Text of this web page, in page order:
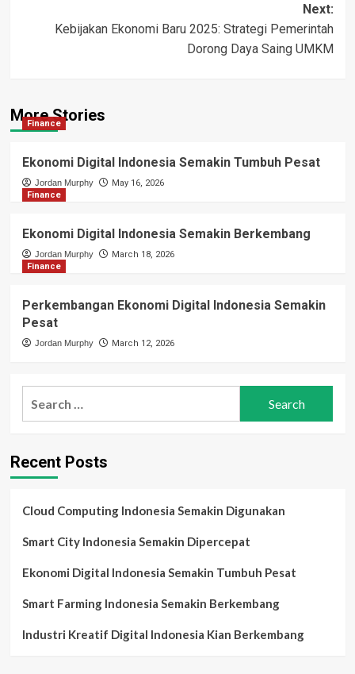
Next:
Kebijakan Ekonomi Baru 2025: Strategi Pemerintah
Dorong Daya Saing UMKM
More Stories
Finance
Ekonomi Digital Indonesia Semakin Tumbuh Pesat
Jordan Murphy
May 16, 2026
Finance
Ekonomi Digital Indonesia Semakin Berkembang
Jordan Murphy
March 18, 2026
Finance
Perkembangan Ekonomi Digital Indonesia Semakin
Pesat
Jordan Murphy March 12, 2026
Recent Posts
Cloud Computing Indonesia Semakin Digunakan
Smart City Indonesia Semakin Dipercepat
Ekonomi Digital Indonesia Semakin Tumbuh Pesat
Smart Farming Indonesia Semakin Berkembang
Industri Kreatif Digital Indonesia Kian Berkembang